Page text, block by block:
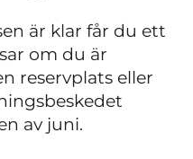
är klar får du ett
om du är
reservplats eller
av juni.